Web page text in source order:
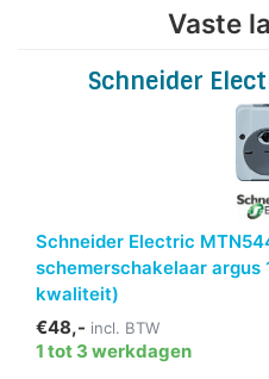
Vaste
Schneider
Schneider Electric
schemerschakelaar argus
kwaliteit)
€48,- incl. BTW
1 tot 3 werkdagen